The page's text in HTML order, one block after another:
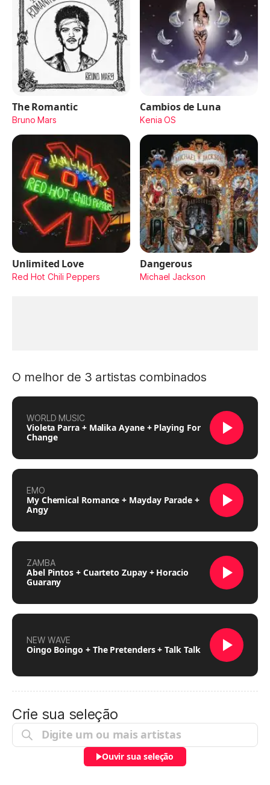
The Romantic
Bruno Mars
Cambios de Luna
Kenia OS
Unlimited Love
Red Hot Chili Peppers
Dangerous
Michael Jackson
O melhor de 3 artistas combinados
WORLD MUSIC
Violeta Parra + Malika Ayane + Playing For
Change
EMO
My Chemical Romance + Mayday Parade +
Angy
ZAMBA
Abel Pintos + Cuarteto Zupay + Horacio
Guarany
NEW WAVE
Oingo Boingo + The Pretenders + Talk Talk
Crie sua seleção
Ouvir sua seleção